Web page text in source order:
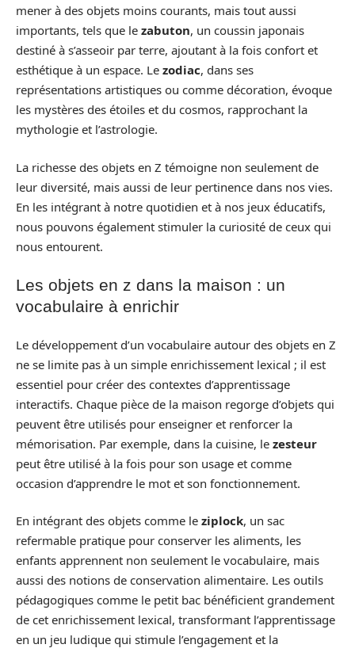
mener à des objets moins courants, mais tout aussi
importants, tels que le zabuton, un coussin japonais
destiné à s’asseoir par terre, ajoutant à la fois confort et
esthétique à un espace. Le zodiac, dans ses
représentations artistiques ou comme décoration, évoque
les mystères des étoiles et du cosmos, rapprochant la
mythologie et l’astrologie.
La richesse des objets en Z témoigne non seulement de
leur diversité, mais aussi de leur pertinence dans nos vies.
En les intégrant à notre quotidien et à nos jeux éducatifs,
nous pouvons également stimuler la curiosité de ceux qui
nous entourent.
Les objets en z dans la maison : un
vocabulaire à enrichir
Le développement d’un vocabulaire autour des objets en Z
ne se limite pas à un simple enrichissement lexical ; il est
essentiel pour créer des contextes d’apprentissage
interactifs. Chaque pièce de la maison regorge d’objets qui
peuvent être utilisés pour enseigner et renforcer la
mémorisation. Par exemple, dans la cuisine, le zesteur
peut être utilisé à la fois pour son usage et comme
occasion d’apprendre le mot et son fonctionnement.
En intégrant des objets comme le ziplock, un sac
refermable pratique pour conserver les aliments, les
enfants apprennent non seulement le vocabulaire, mais
aussi des notions de conservation alimentaire. Les outils
pédagogiques comme le petit bac bénéficient grandement
de cet enrichissement lexical, transformant l’apprentissage
en un jeu ludique qui stimule l’engagement et la